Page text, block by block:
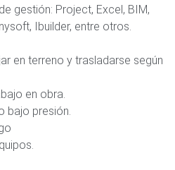
gestión: Project, Excel, BIM,
Ibuilder, entre otros.
en terreno y trasladarse según
en obra.
bajo presión.